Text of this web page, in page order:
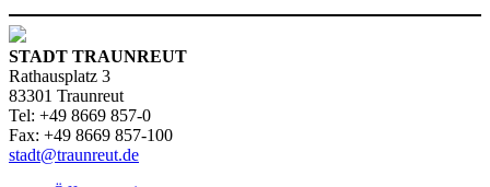
STADT TRAUNREUT
Rathausplatz 3
83301 Traunreut
Tel: +49 8669 857-0
Fax: +49 8669 857-100
stadt@traunreut.de